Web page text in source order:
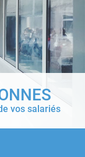
vos salariés